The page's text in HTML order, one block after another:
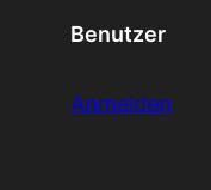
Benutzer
Anmelden